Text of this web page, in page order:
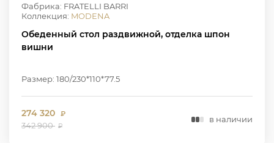
Фабрика: FRATELLI BARRI
Коллекция: MODENA
Обеденный стол раздвижной, отделка шпон
вишни
Размер: 180/230*110*77.5
274 320 ₽
342 900 ₽
в наличии